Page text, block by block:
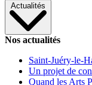
Actualités
Nos actualités
Saint-Juéry-le-
Un projet de
Quand les Arts